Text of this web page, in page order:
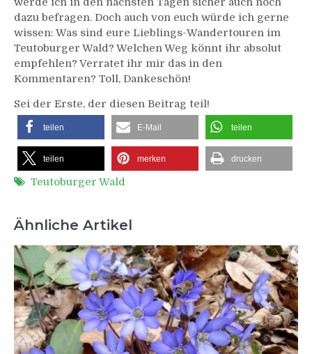
dazu befragen. Doch auch von euch würde ich gerne
wissen: Was sind eure Lieblings-Wandertouren im
Teutoburger Wald? Welchen Weg könnt ihr absolut
empfehlen? Verratet ihr mir das in den
Kommentaren? Toll, Dankeschön!
Sei der Erste, der diesen Beitrag teil!
teilen E-Mail teilen
teilen merken drucken
Teutoburger Wald
Ähnliche Artikel